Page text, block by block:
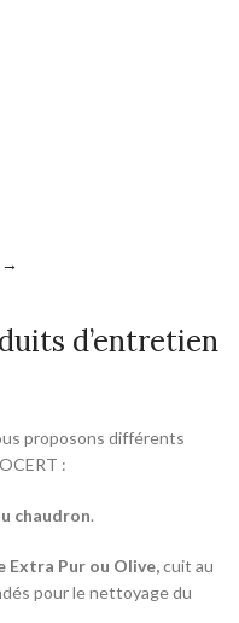
→
d’entretien
proposons différents
:
chaudron.
Extra Pur ou Olive,cuit au
pour lenettoyage du